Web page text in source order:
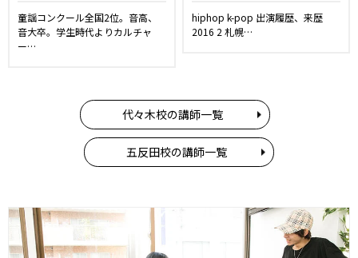
童謡コンクール全国2位。音高、
音大卒。学生時代よりカルチャ
ー…
hiphop k-pop 出演履歴、来歴
2016 2 札幌…
代々木校の講師一覧
五反田校の講師一覧